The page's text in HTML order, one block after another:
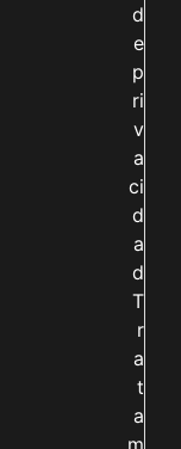
d
e
p
ri
v
a
ci
d
a
d
T
r
a
t
a